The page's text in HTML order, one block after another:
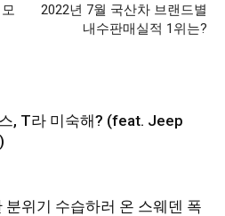
2022년 7월 국산차 브랜드별
내수판매실적 1위는?
, T라 미숙해? (feat. Jeep
분위기 수습하러 온 스웨덴 폭